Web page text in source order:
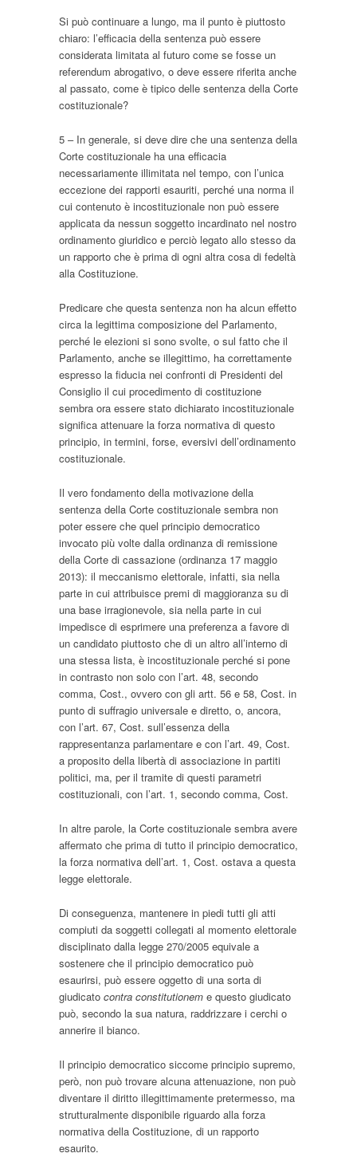
Si può continuare a lungo, ma il punto è piuttosto
chiaro: l’efficacia della sentenza può essere
considerata limitata al futuro come se fosse un
referendum abrogativo, o deve essere riferita anche
al passato, come è tipico delle sentenza della Corte
costituzionale?
5 – In generale, si deve dire che una sentenza della
Corte costituzionale ha una efficacia
necessariamente illimitata nel tempo, con l’unica
eccezione dei rapporti esauriti, perché una norma il
cui contenuto è incostituzionale non può essere
applicata da nessun soggetto incardinato nel nostro
ordinamento giuridico e perciò legato allo stesso da
un rapporto che è prima di ogni altra cosa di fedeltà
alla Costituzione.
Predicare che questa sentenza non ha alcun effetto
circa la legittima composizione del Parlamento,
perché le elezioni si sono svolte, o sul fatto che il
Parlamento, anche se illegittimo, ha correttamente
espresso la fiducia nei confronti di Presidenti del
Consiglio il cui procedimento di costituzione
sembra ora essere stato dichiarato incostituzionale
significa attenuare la forza normativa di questo
principio, in termini, forse, eversivi dell’ordinamento
costituzionale.
Il vero fondamento della motivazione della
sentenza della Corte costituzionale sembra non
poter essere che quel principio democratico
invocato più volte dalla ordinanza di remissione
della Corte di cassazione (ordinanza 17 maggio
2013): il meccanismo elettorale, infatti, sia nella
parte in cui attribuisce premi di maggioranza su di
una base irragionevole, sia nella parte in cui
impedisce di esprimere una preferenza a favore di
un candidato piuttosto che di un altro all’interno di
una stessa lista, è incostituzionale perché si pone
in contrasto non solo con l’art. 48, secondo
comma, Cost., ovvero con gli artt. 56 e 58, Cost. in
punto di suffragio universale e diretto, o, ancora,
con l’art. 67, Cost. sull’essenza della
rappresentanza parlamentare e con l’art. 49, Cost.
a proposito della libertà di associazione in partiti
politici, ma, per il tramite di questi parametri
costituzionali, con l’art. 1, secondo comma, Cost.
In altre parole, la Corte costituzionale sembra avere
affermato che prima di tutto il principio democratico,
la forza normativa dell’art. 1, Cost. ostava a questa
legge elettorale.
Di conseguenza, mantenere in piedi tutti gli atti
compiuti da soggetti collegati al momento elettorale
disciplinato dalla legge 270/2005 equivale a
sostenere che il principio democratico può
esaurirsi, può essere oggetto di una sorta di
giudicato contra constitutionem e questo giudicato
può, secondo la sua natura, raddrizzare i cerchi o
annerire il bianco.
Il principio democratico siccome principio supremo,
però, non può trovare alcuna attenuazione, non può
diventare il diritto illegittimamente pretermesso, ma
strutturalmente disponibile riguardo alla forza
normativa della Costituzione, di un rapporto
esaurito.